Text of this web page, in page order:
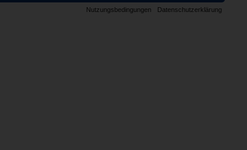
Nutzungsbedingungen Datenschutzerklärung